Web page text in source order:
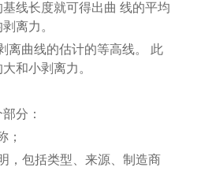
线长度就可得出曲 线的平均
离力。
离曲线的估计的等高线。 此
和小剥离力。
分：
；
，包括类型、来源、制造商